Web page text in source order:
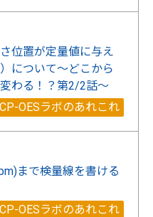
位置が定量値に与え
について～どこから
わる！？第2/2話～
OESラボのあれこれ
まで検量線を書ける
OESラボのあれこれ